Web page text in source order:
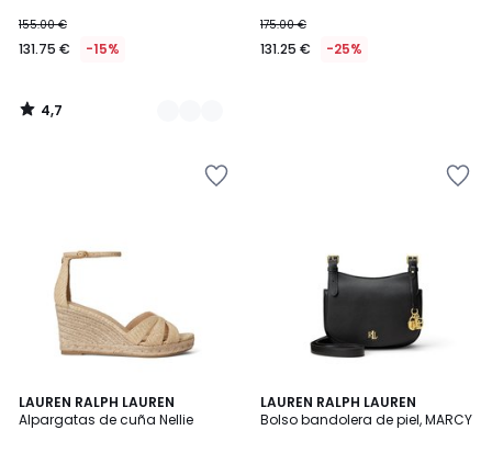
155.00 €
131.75 € -15%
4,7
/
175.00 €
131.25 € -25%
LAUREN RALPH LAUREN
Alpargatas de cuña Nellie
5
/
LAUREN RALPH LAUREN
Bolso bandolera de piel, MARCY